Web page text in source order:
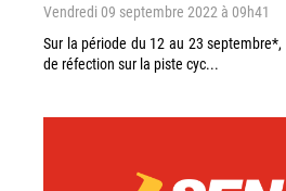
Vendredi 09 septembre 2022 à 09h41
Sur la période du 12 au 23 septembre*,
de réfection sur la piste cyc...